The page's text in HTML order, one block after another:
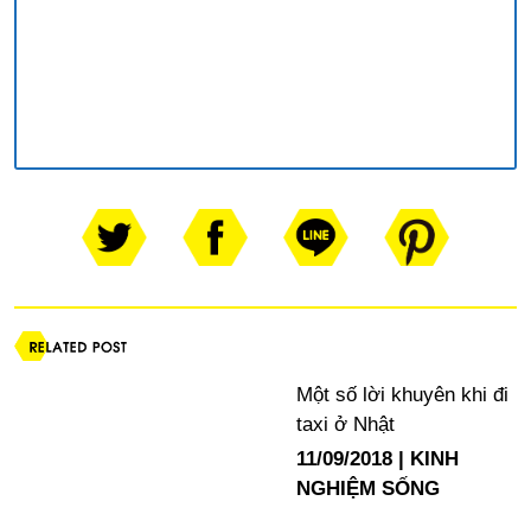
Một số lời khuyên khi đi
taxi ở Nhật
11/09/2018
KINH
NGHIỆM SỐNG